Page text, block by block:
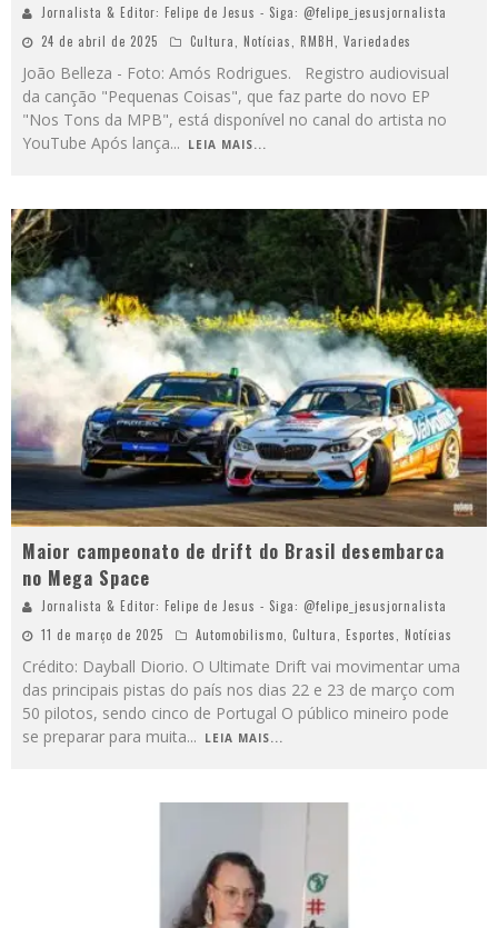
Jornalista & Editor: Felipe de Jesus - Siga: @felipe_jesusjornalista
24 de abril de 2025
Cultura, Notícias, RMBH, Variedades
João Belleza - Foto: Amós Rodrigues. Registro audiovisual
da canção "Pequenas Coisas", que faz parte do novo EP
"Nos Tons da MPB", está disponível no canal do artista no
YouTube Após lança... LEIA MAIS...
Maior campeonato de drift do Brasil desembarca
no Mega Space
Jornalista & Editor: Felipe de Jesus - Siga: @felipe_jesusjornalista
11 de março de 2025
Automobilismo Cultura Esportes Notícias
Crédito: Dayball Diorio. O Ultimate Drift vai movimentar uma
das principais pistas do país nos dias 22 e 23 de março com
50 pilotos, sendo cinco de Portugal O público mineiro pode
se preparar para muita... LEIA MAIS...